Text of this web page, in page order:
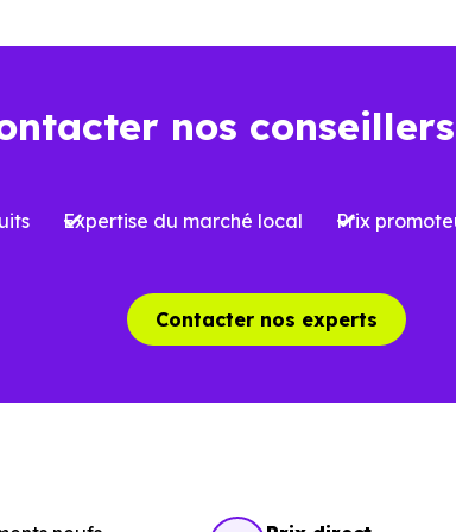
où l’attractivité peut varier selon les
nos
Expertise du marché local Prix
Contacter nos experts